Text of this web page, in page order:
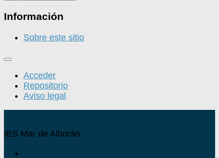
noticias
Información
Sobre este sitio
Acceder
Repositorio
Aviso legal
IES Mar de Alborán